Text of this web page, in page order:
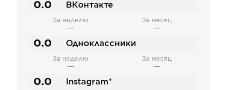
0.0 ВКонтакте
За неделю
—
За месяц
—
0.0 Одноклассники
За неделю
—
За месяц
—
0.0 Instagram*